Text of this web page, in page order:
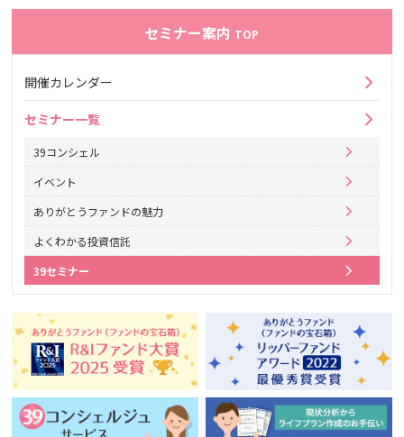
セミナー案内 TOP
開催カレンダー
セミナー一覧
39コンシェル
イベント
ありがとうファンドの魅力
よくわかる投資信託
39セミナー